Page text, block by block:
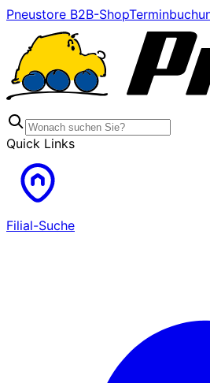
Pneustore B2B-Shop
Quick Links
Filial-Suche